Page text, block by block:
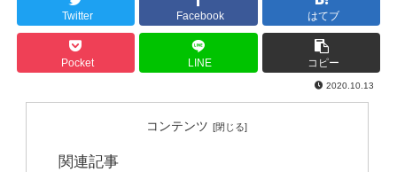
Twitter Facebook はてブ
Pocket LINE コピー
2020.10.13
コンテンツ
関連記事